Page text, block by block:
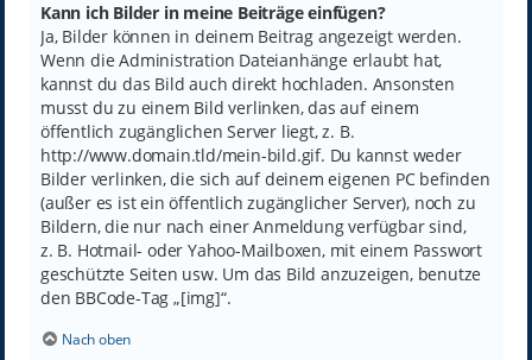
Kann ich Bilder in meine Beiträge einfügen?
Ja, Bilder können in deinem Beitrag angezeigt werden.
Wenn die Administration Dateianhänge erlaubt hat,
kannst du das Bild auch direkt hochladen. Ansonsten
musst du zu einem Bild verlinken, das auf einem
öffentlich zugänglichen Server liegt, z. B.
http://www.domain.tld/mein-bild.gif. Du kannst weder
Bilder verlinken, die sich auf deinem eigenen PC befinden
(außer es ist ein öffentlich zugänglicher Server), noch zu
Bildern, die nur nach einer Anmeldung verfügbar sind,
z. B. Hotmail- oder Yahoo-Mailboxen, mit einem Passwort
geschützte Seiten usw. Um das Bild anzuzeigen, benutze
den BBCode-Tag „[img]“.
Nach oben